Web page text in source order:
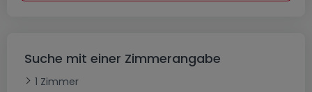
Suche mit einer Zimmerangabe
1 Zimmer